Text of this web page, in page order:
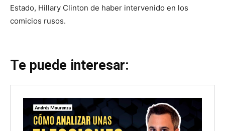
Estado, Hillary Clinton de haber intervenido en los
comicios rusos.
Te puede interesar: